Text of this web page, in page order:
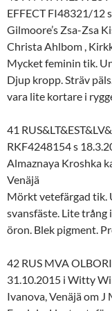
EFFECT FI48321/12
Gilmoore’s Zsa-Zsa
Christa Ahlbom ,
Mycket feminin tik.
Djup kropp. Sträv
vara lite kortare i
41
RKF4248154 s
Almaznaya Kroshka
Venäjä
Mörkt vetefärgad tik.
svansfäste. Lite trång
öron. Blek pigment.
42 RUS MVA
31.10.2015 i Witty
Ivanova, Venäjä om J